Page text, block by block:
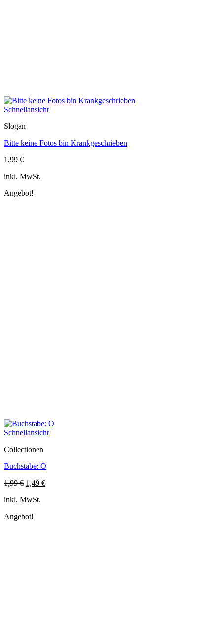
Schnellansicht
Slogan
Bitte keine Fotos bin Krankgeschrieben
1,99 €
inkl. MwSt.
Angebot!
Schnellansicht
Collectionen
Buchstabe: O
1,99€ Ursprünglicher
war:
1,49 €Aktueller
inkl. MwSt.
Angebot!